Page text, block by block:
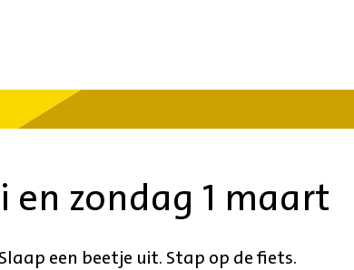
zondag 1 maart
een beetje uit. Stap op de fiets.